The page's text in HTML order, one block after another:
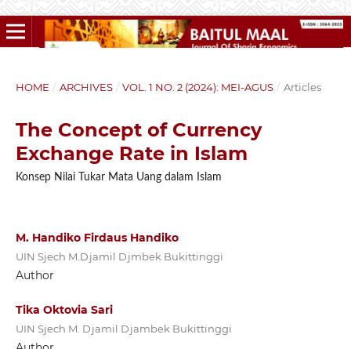
HOME / ARCHIVES / VOL. 1 NO. 2 (2024): MEI-AGUS / Articles
The Concept of Currency
Exchange Rate in Islam
Konsep Nilai Tukar Mata Uang dalam Islam
M. Handiko Firdaus Handiko
UIN Sjech M.Djamil Djmbek Bukittinggi
Author
Tika Oktovia Sari
UIN Sjech M. Djamil Djambek Bukittinggi